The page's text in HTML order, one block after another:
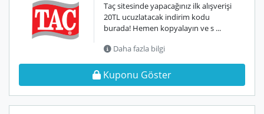
Taç sitesinde yapacağınız ilk alışverişi
20TL ucuzlatacak indirim kodu
burada! Hemen kopyalayın ve s ...
Daha fazla bilgi
Kuponu Göster